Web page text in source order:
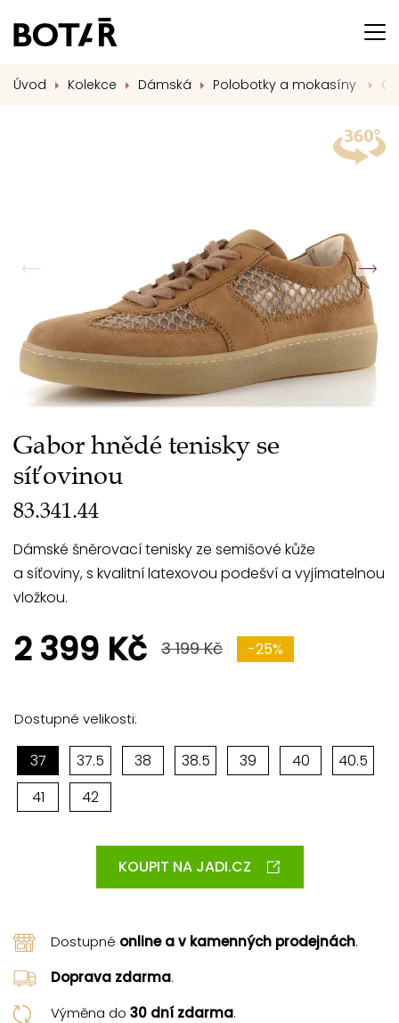
Úvod Kolekce Dámská Polobotky a mokasíny
Gabor hnědé tenisky se
síťovinou
83.341.44
Dámské šněrovací tenisky ze semišové kůže
a síťoviny, s kvalitní latexovou podešví a vyjímatelnou
vložkou.
2 399 Kč 3 199 Kč -25%
Dostupné velikosti:
37 37.5 38 38.5 39 40
40.5
41
42
KOUPIT NA JADI.CZ
Dostupné online a v kamenných prodejnách.
Doprava zdarma.
Výměna do 30 dní zdarma.